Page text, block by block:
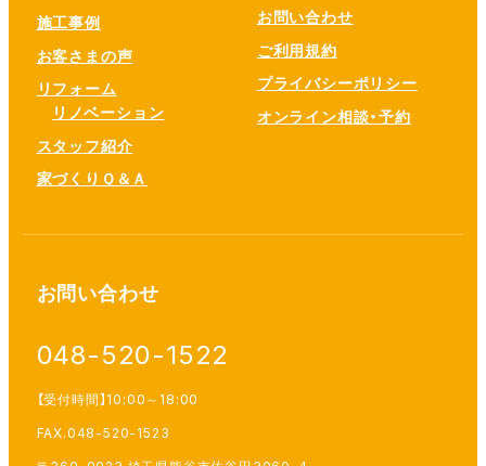
施工事例
お客さまの声
リフォーム
リノベーション
スタッフ紹介
家づくりＱ＆Ａ
お問い合わせ
ご利用規約
プライバシーポリシー
オンライン相談・予約
お問い合わせ
048-520-1522
【受付時間】10:00～18:00
FAX.048-520-1523